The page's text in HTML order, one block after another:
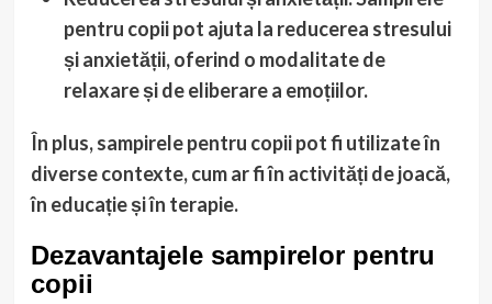
pentru copii pot ajuta la reducerea stresului
și anxietății, oferind o modalitate de
relaxare și de eliberare a emoțiilor.
În plus, sampirele pentru copii pot fi utilizate în
diverse contexte, cum ar fi în activități de joacă,
în educație și în terapie.
Dezavantajele sampirelor pentru
copii